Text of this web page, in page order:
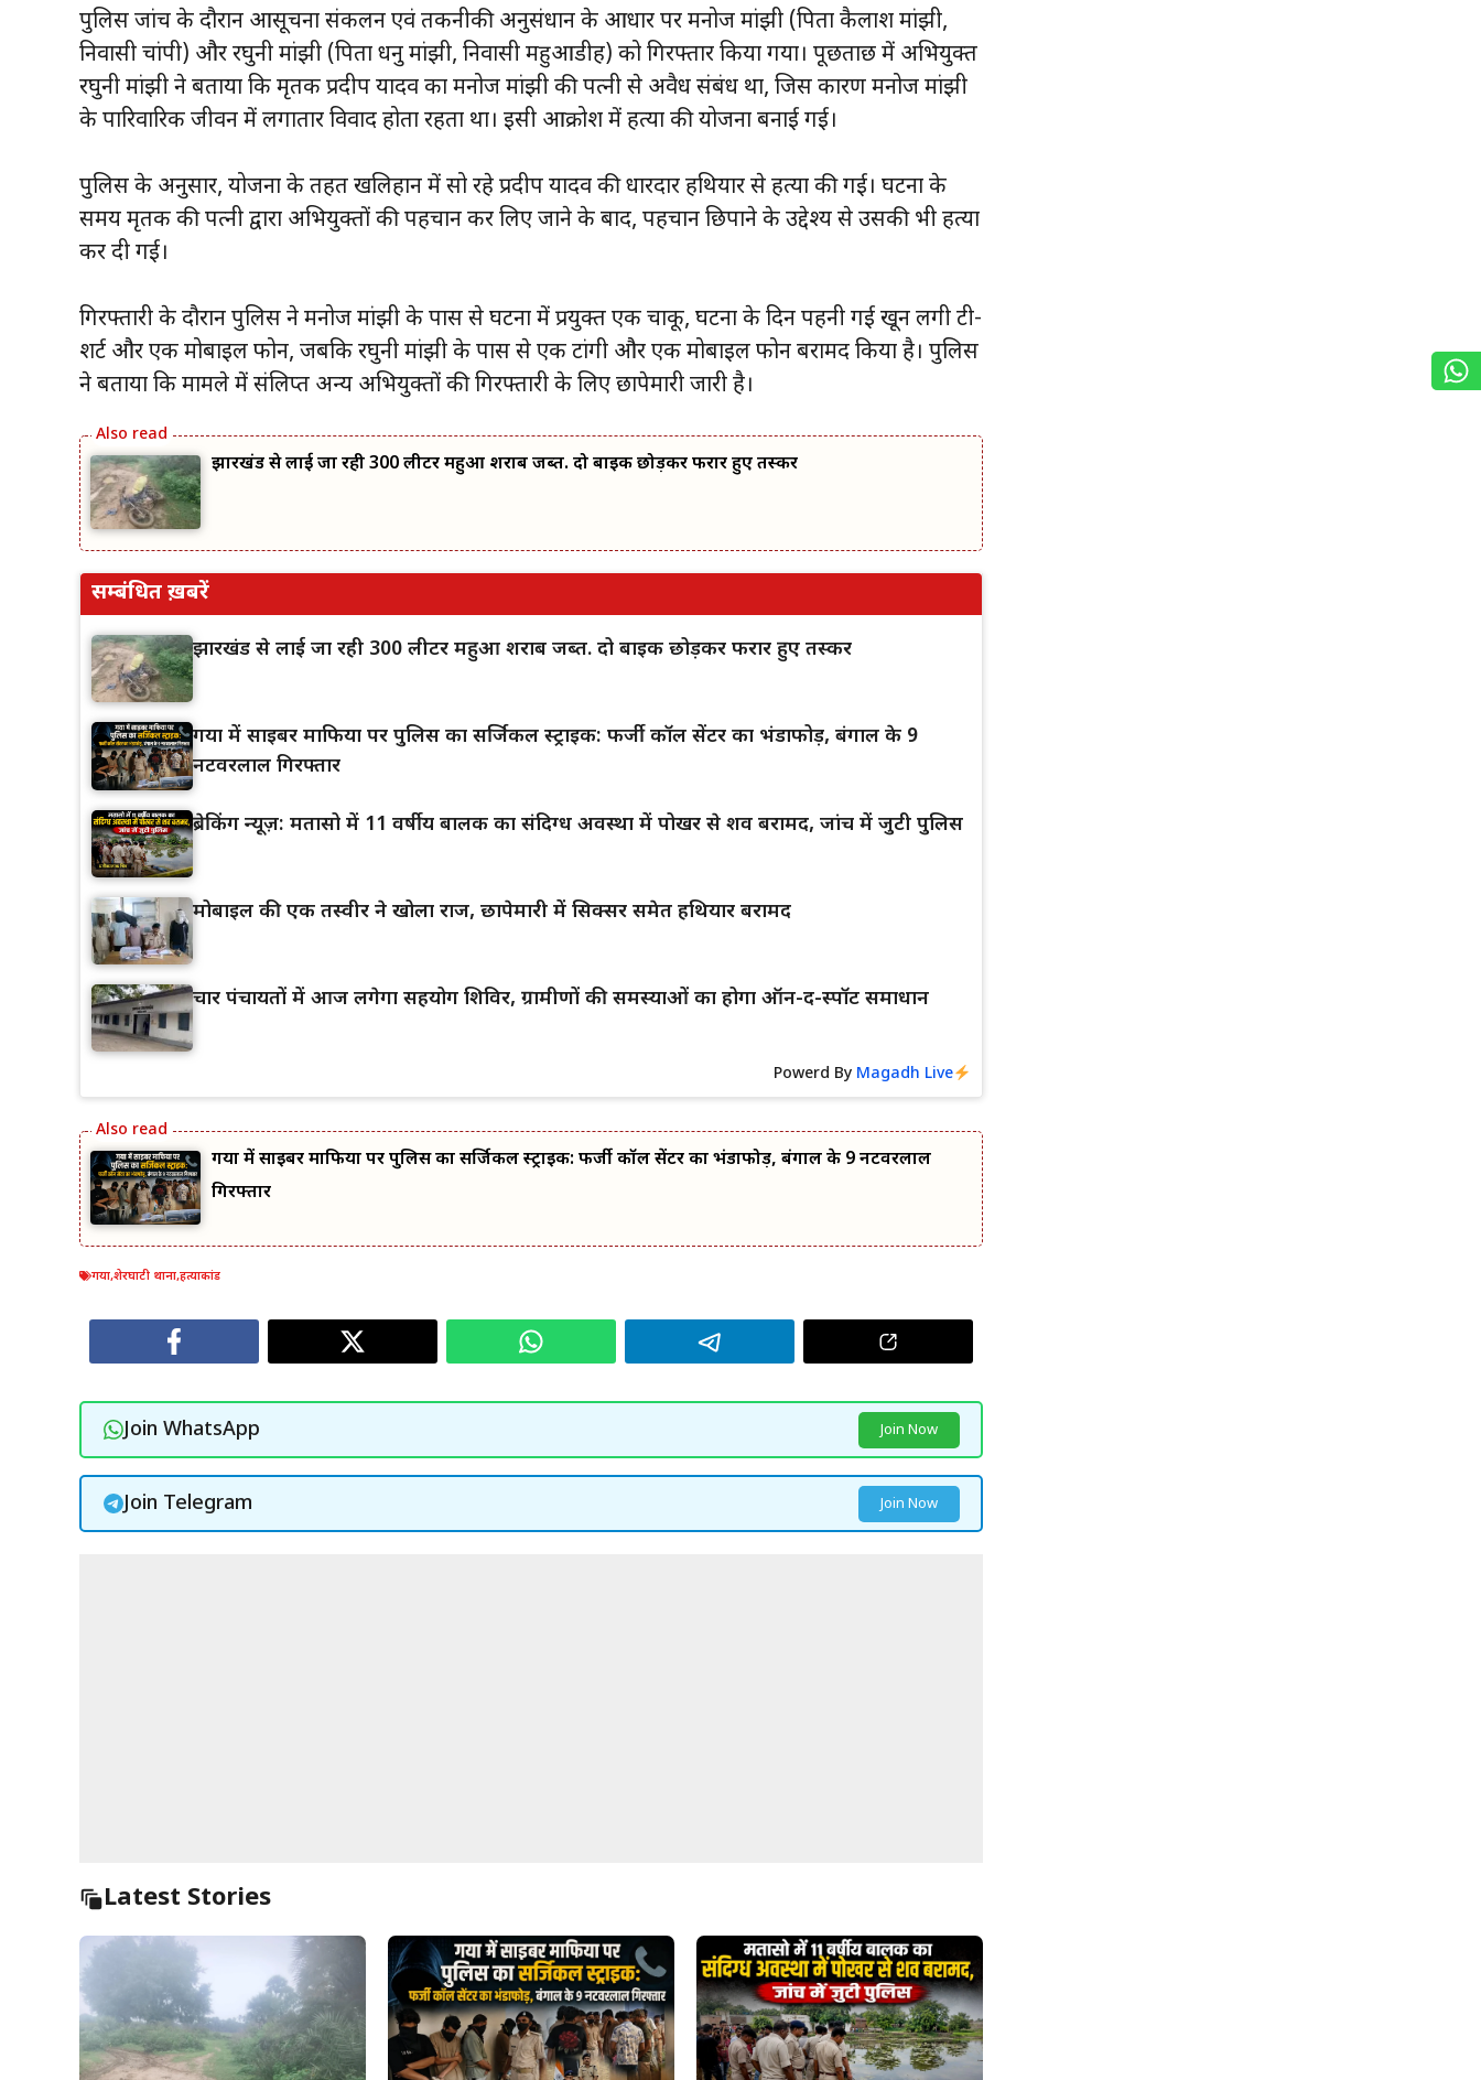
पुलिस जांच के दौरान आसूचना संकलन एवं तकनीकी अनुसंधान के आधार पर मनोज मांझी (पिता कैलाश मांझी,
निवासी चांपी) और रघुनी मांझी (पिता धनु मांझी, निवासी महुआडीह) को गिरफ्तार किया गया। पूछताछ में अभियुक्त
रघुनी मांझी ने बताया कि मृतक प्रदीप यादव का मनोज मांझी की पत्नी से अवैध संबंध था, जिस कारण मनोज मांझी
के पारिवारिक जीवन में लगातार विवाद होता रहता था। इसी आक्रोश में हत्या की योजना बनाई गई।
पुलिस के अनुसार, योजना के तहत खलिहान में सो रहे प्रदीप यादव की धारदार हथियार से हत्या की गई। घटना के
समय मृतक की पत्नी द्वारा अभियुक्तों की पहचान कर लिए जाने के बाद, पहचान छिपाने के उद्देश्य से उसकी भी हत्या
कर दी गई।
गिरफ्तारी के दौरान पुलिस ने मनोज मांझी के पास से घटना में प्रयुक्त एक चाकू, घटना के दिन पहनी गई खून लगी टी-
शर्ट और एक मोबाइल फोन, जबकि रघुनी मांझी के पास से एक टांगी और एक मोबाइल फोन बरामद किया है। पुलिस
ने बताया कि मामले में संलिप्त अन्य अभियुक्तों की गिरफ्तारी के लिए छापेमारी जारी है।
झारखंड से लाई जा रही 300 लीटर महुआ शराब जब्त. दो बाइक छोड़कर फरार हुए तस्कर
सम्बंधित ख़बरें
झारखंड से लाई जा रही 300 लीटर महुआ शराब जब्त. दो बाइक छोड़कर फरार हुए तस्कर
गया में साइबर माफिया पर पुलिस का सर्जिकल स्ट्राइक: फर्जी कॉल सेंटर का भंडाफोड़, बंगाल के 9
नटवरलाल गिरफ्तार
ब्रेकिंग न्यूज़: मतासो में 11 वर्षीय बालक का संदिग्ध अवस्था में पोखर से शव बरामद, जांच में जुटी पुलिस
मोबाइल की एक तस्वीर ने खोला राज, छापेमारी में सिक्सर समेत हथियार बरामद
चार पंचायतों में आज लगेगा सहयोग शिविर, ग्रामीणों की समस्याओं का होगा ऑन-द-स्पॉट समाधान
Powerd By Magadh Live
गया में साइबर माफिया पर पुलिस का सर्जिकल स्ट्राइक: फर्जी कॉल सेंटर का भंडाफोड़, बंगाल के 9 नटवरलाल
गिरफ्तार
गया,शेरघाटी थाना,हत्याकांड
Join WhatsApp Join Now
Join Telegram Join Now
Latest Stories